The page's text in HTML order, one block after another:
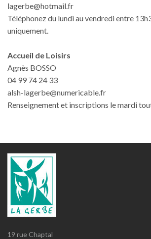
lagerbe@hotmail.fr
Téléphonez du lundi au vendredi entre
uniquement.
Accueil de Loisirs
Agnès BOSSO
04 99 74 24 33
alsh-lagerbe@numericable.fr
Renseignement et inscriptions le mardi
19 rue Chaptal